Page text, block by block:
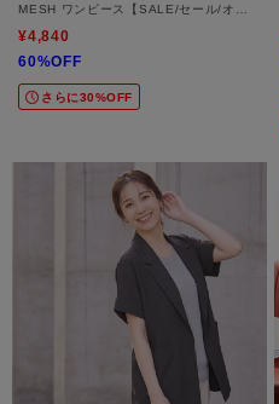
MESH ワンピース【SALE/セール/オフ
プライス/カジュアル/デイリー/トレンド/
ゆったり】
¥4,840
60%OFF
さらに30%OFF